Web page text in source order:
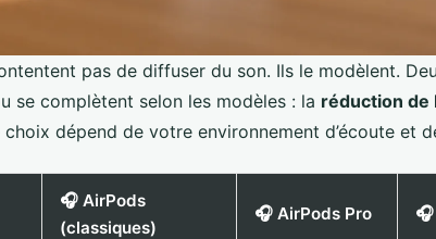
pas de diffuser du son. Ils le modèlent.
se complètent selon les modèles : la réduction de
choix dépend de votre environnement d’écoute et
🎧 AirPods
(classiques)
🎧 AirPods Pro